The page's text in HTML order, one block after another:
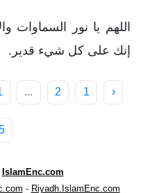
اللهم يا نور السماوات
إنك على كل شيء قدير.
‹
1
2
...
IslamEnc.com
- Riyadh.IslamEnc.com